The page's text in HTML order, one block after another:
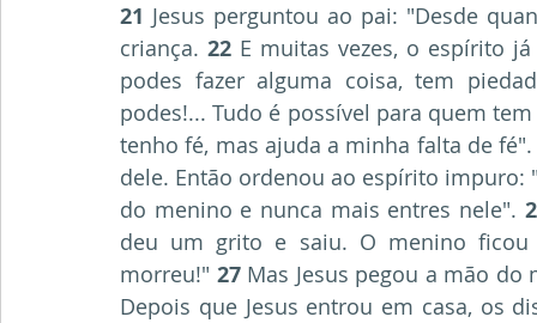
21 Jesus perguntou ao pai: "Desde
criança. 22 E muitas vezes, o espírito
podes fazer alguma coisa, tem
podes!... Tudo é possível para quem
tenho fé, mas ajuda a minha falta de
dele. Então ordenou ao espírito
do menino e nunca mais entres nele".
deu um grito e saiu. O menino
morreu!" 27 Mas Jesus pegou a mão
Depois que Jesus entrou em casa, os